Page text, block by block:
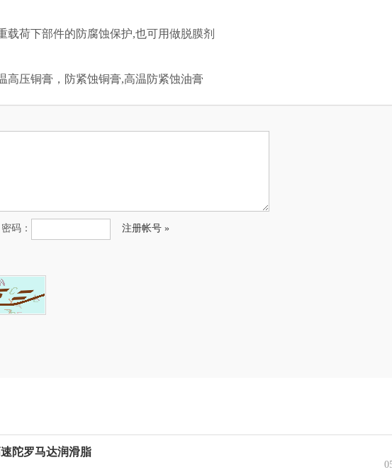
荷下部件的防腐蚀保护,也可用做脱膜剂
高压铜膏，防紧蚀铜膏,高温防紧蚀油膏
码： 注册帐号 »
陀罗马达润滑脂